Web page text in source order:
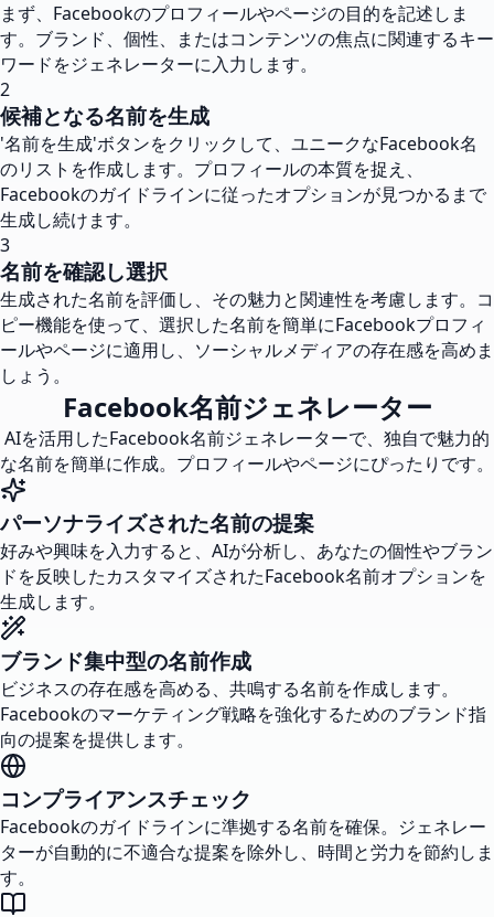
まず、Facebookのプロフィールやページの目的を記述しま
す。ブランド、個性、またはコンテンツの焦点に関連するキー
ワードをジェネレーターに入力します。
2
候補となる名前を生成
'名前を生成'ボタンをクリックして、ユニークなFacebook名
のリストを作成します。プロフィールの本質を捉え、
Facebookのガイドラインに従ったオプションが見つかるまで
生成し続けます。
3
名前を確認し選択
生成された名前を評価し、その魅力と関連性を考慮します。コ
ピー機能を使って、選択した名前を簡単にFacebookプロフィ
ールやページに適用し、ソーシャルメディアの存在感を高めま
しょう。
Facebook名前ジェネレーター
AIを活用したFacebook名前ジェネレーターで、独自で魅力的
な名前を簡単に作成。プロフィールやページにぴったりです。
パーソナライズされた名前の提案
好みや興味を入力すると、AIが分析し、あなたの個性やブラン
ドを反映したカスタマイズされたFacebook名前オプションを
生成します。
ブランド集中型の名前作成
ビジネスの存在感を高める、共鳴する名前を作成します。
Facebookのマーケティング戦略を強化するためのブランド指
向の提案を提供します。
コンプライアンスチェック
Facebookのガイドラインに準拠する名前を確保。ジェネレー
ターが自動的に不適合な提案を除外し、時間と労力を節約しま
す。